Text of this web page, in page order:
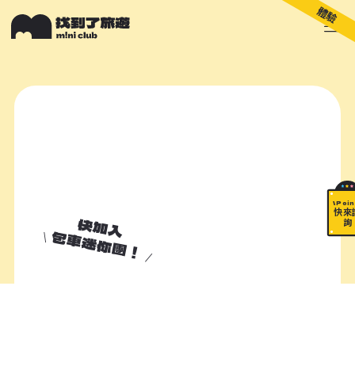
\
快來
詢
體驗
快加入
包車迷你團！